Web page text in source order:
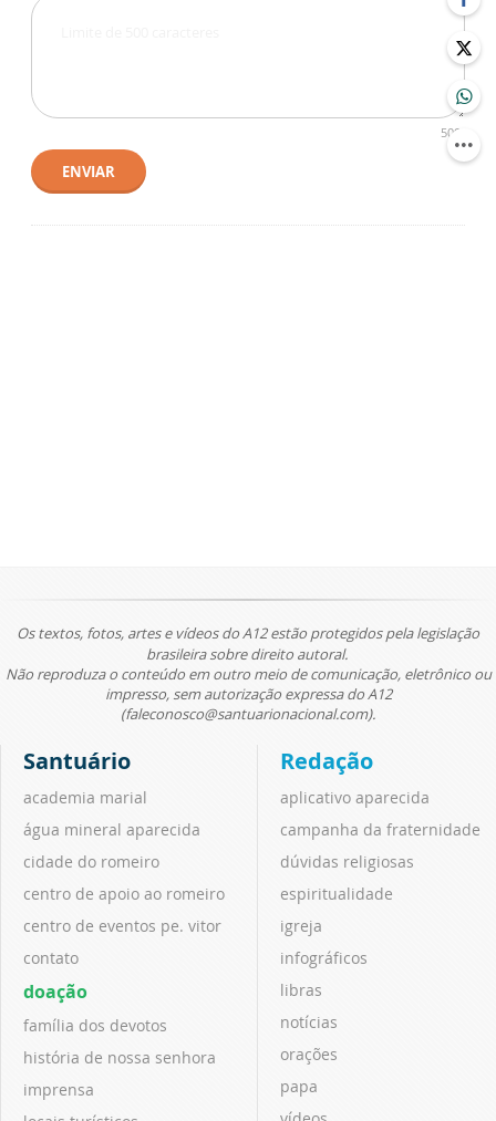
500
ENVIAR
Os textos, fotos, artes e vídeos do A12 estão protegidos pela legislação
brasileira sobre direito autoral.
Não reproduza o conteúdo em outro meio de comunicação, eletrônico ou
impresso, sem autorização expressa do A12
(faleconosco@santuarionacional.com).
Santuário
academia marial
água mineral aparecida
cidade do romeiro
centro de apoio ao romeiro
centro de eventos pe. vitor
contato
doação
família dos devotos
história de nossa senhora
imprensa
Redação
aplicativo aparecida
campanha da fraternidade
dúvidas religiosas
espiritualidade
igreja
infográficos
libras
notícias
orações
papa